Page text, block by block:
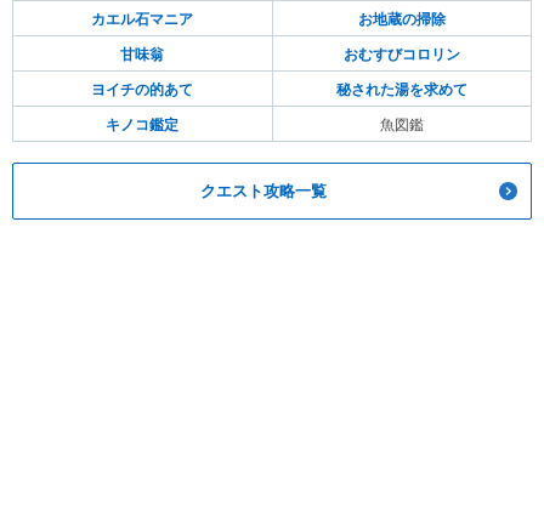
カエル石マニア お地蔵の掃除
甘味翁 おむすびコロリン
ヨイチの的あて 秘された湯を求めて
キノコ鑑定 魚図鑑
クエスト攻略一覧